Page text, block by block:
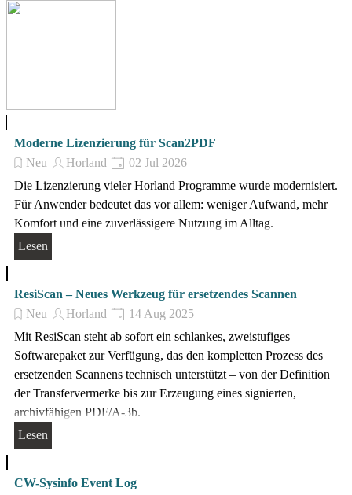
Moderne Lizenzierung für Scan2PDF
Neu
Horland
02 Jul 2026
Die Lizenzierung vieler Horland Programme wurde modernisiert.
Für Anwender bedeutet das vor allem: weniger Aufwand, mehr
Komfort und eine zuverlässigere Nutzung im Alltag.
Lesen
ResiScan – Neues Werkzeug für ersetzendes Scannen
Neu
Horland
14 Aug 2025
Mit ResiScan steht ab sofort ein schlankes, zweistufiges
Softwarepaket zur Verfügung, das den kompletten Prozess des
ersetzenden Scannens technisch unterstützt – von der Definition
der Transfervermerke bis zur Erzeugung eines signierten,
archivfähigen PDF/A-3b.
Lesen
CW-Sysinfo Event Log